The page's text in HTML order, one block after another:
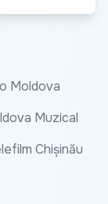
Moldova
Muzical
Chișinău